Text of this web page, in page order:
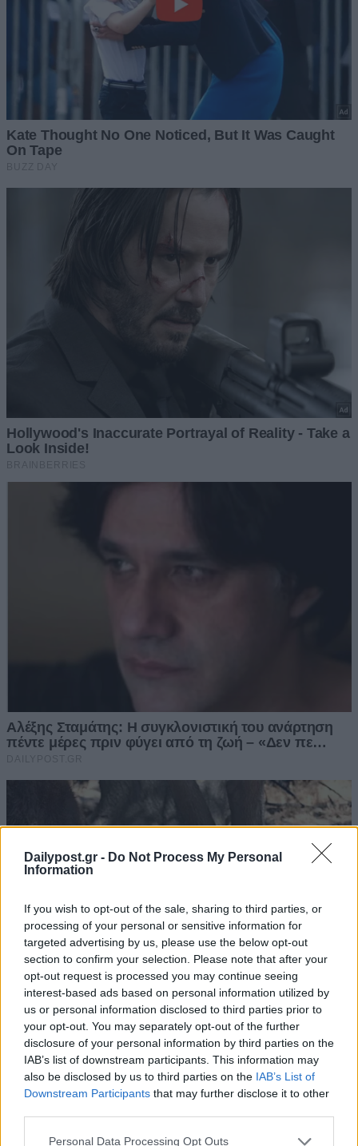
Dailypost.gr - Do Not Process My Personal
Information
If you wish to opt-out of the sale, sharing to third parties, or
processing of your personal or sensitive information for
targeted advertising by us, please use the below opt-out
section to confirm your selection. Please note that after your
opt-out request is processed you may continue seeing
interest-based ads based on personal information utilized by
us or personal information disclosed to third parties prior to
your opt-out. You may separately opt-out of the further
disclosure of your personal information by third parties on the
IAB’s list of downstream participants. This information may
also be disclosed by us to third parties on the IAB’s List of
Downstream Participants that may further disclose it to other
Personal Data Processing Opt Outs